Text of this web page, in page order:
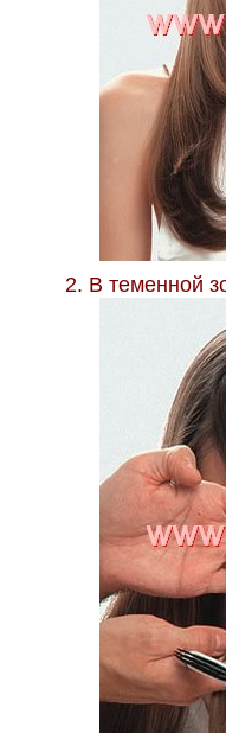
2. В теменной